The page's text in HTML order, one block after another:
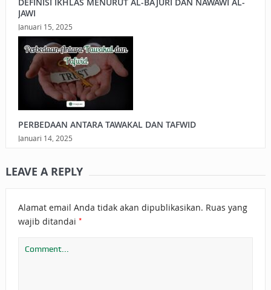
JAWI
Januari 15, 2025
PERBEDAAN ANTARA TAWAKAL DAN TAFWID
Januari 14, 2025
LEAVE A REPLY
Alamat email Anda tidak akan dipublikasikan. Ruas yang
wajib ditandai *